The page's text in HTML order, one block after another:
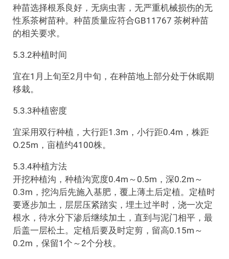
种苗选择根系良好，无病虫害，无严重机械损伤的无
性系茶树苗种。种苗质量应符合GB11767 茶树种苗
的相关要求。
5.3.2种植时间
宜在1月上旬至2月中旬，在种苗地上部分处于休眠期
移栽。
5.3.3种植密度
宜采用双行种植，大行距1.3m，小行距0.4m，株距
O.25m，亩植约4100株。
5.3.4种植方法
开挖种植沟，种植沟宽度0.4m～0.5m，深0.2m～
0.3m，挖沟后先施入基肥，覆上薄土后定植。定植时
要逐步加土，层层压紧踏实，埋土过半时，浇一次定
根水，待水分下渗后继续加土，直到与泥门相平，最
后盖一层松土。定植后要及时定剪，留高0.15m～
0.2m，保留1个～2个分枝。